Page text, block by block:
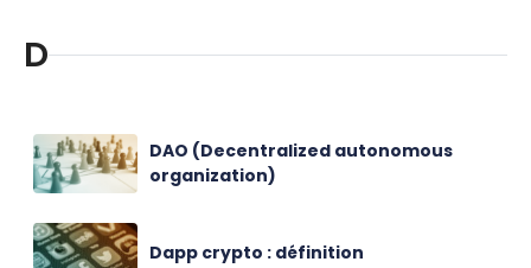
D
DAO (Decentralized autonomous
organization)
Dapp crypto : définition